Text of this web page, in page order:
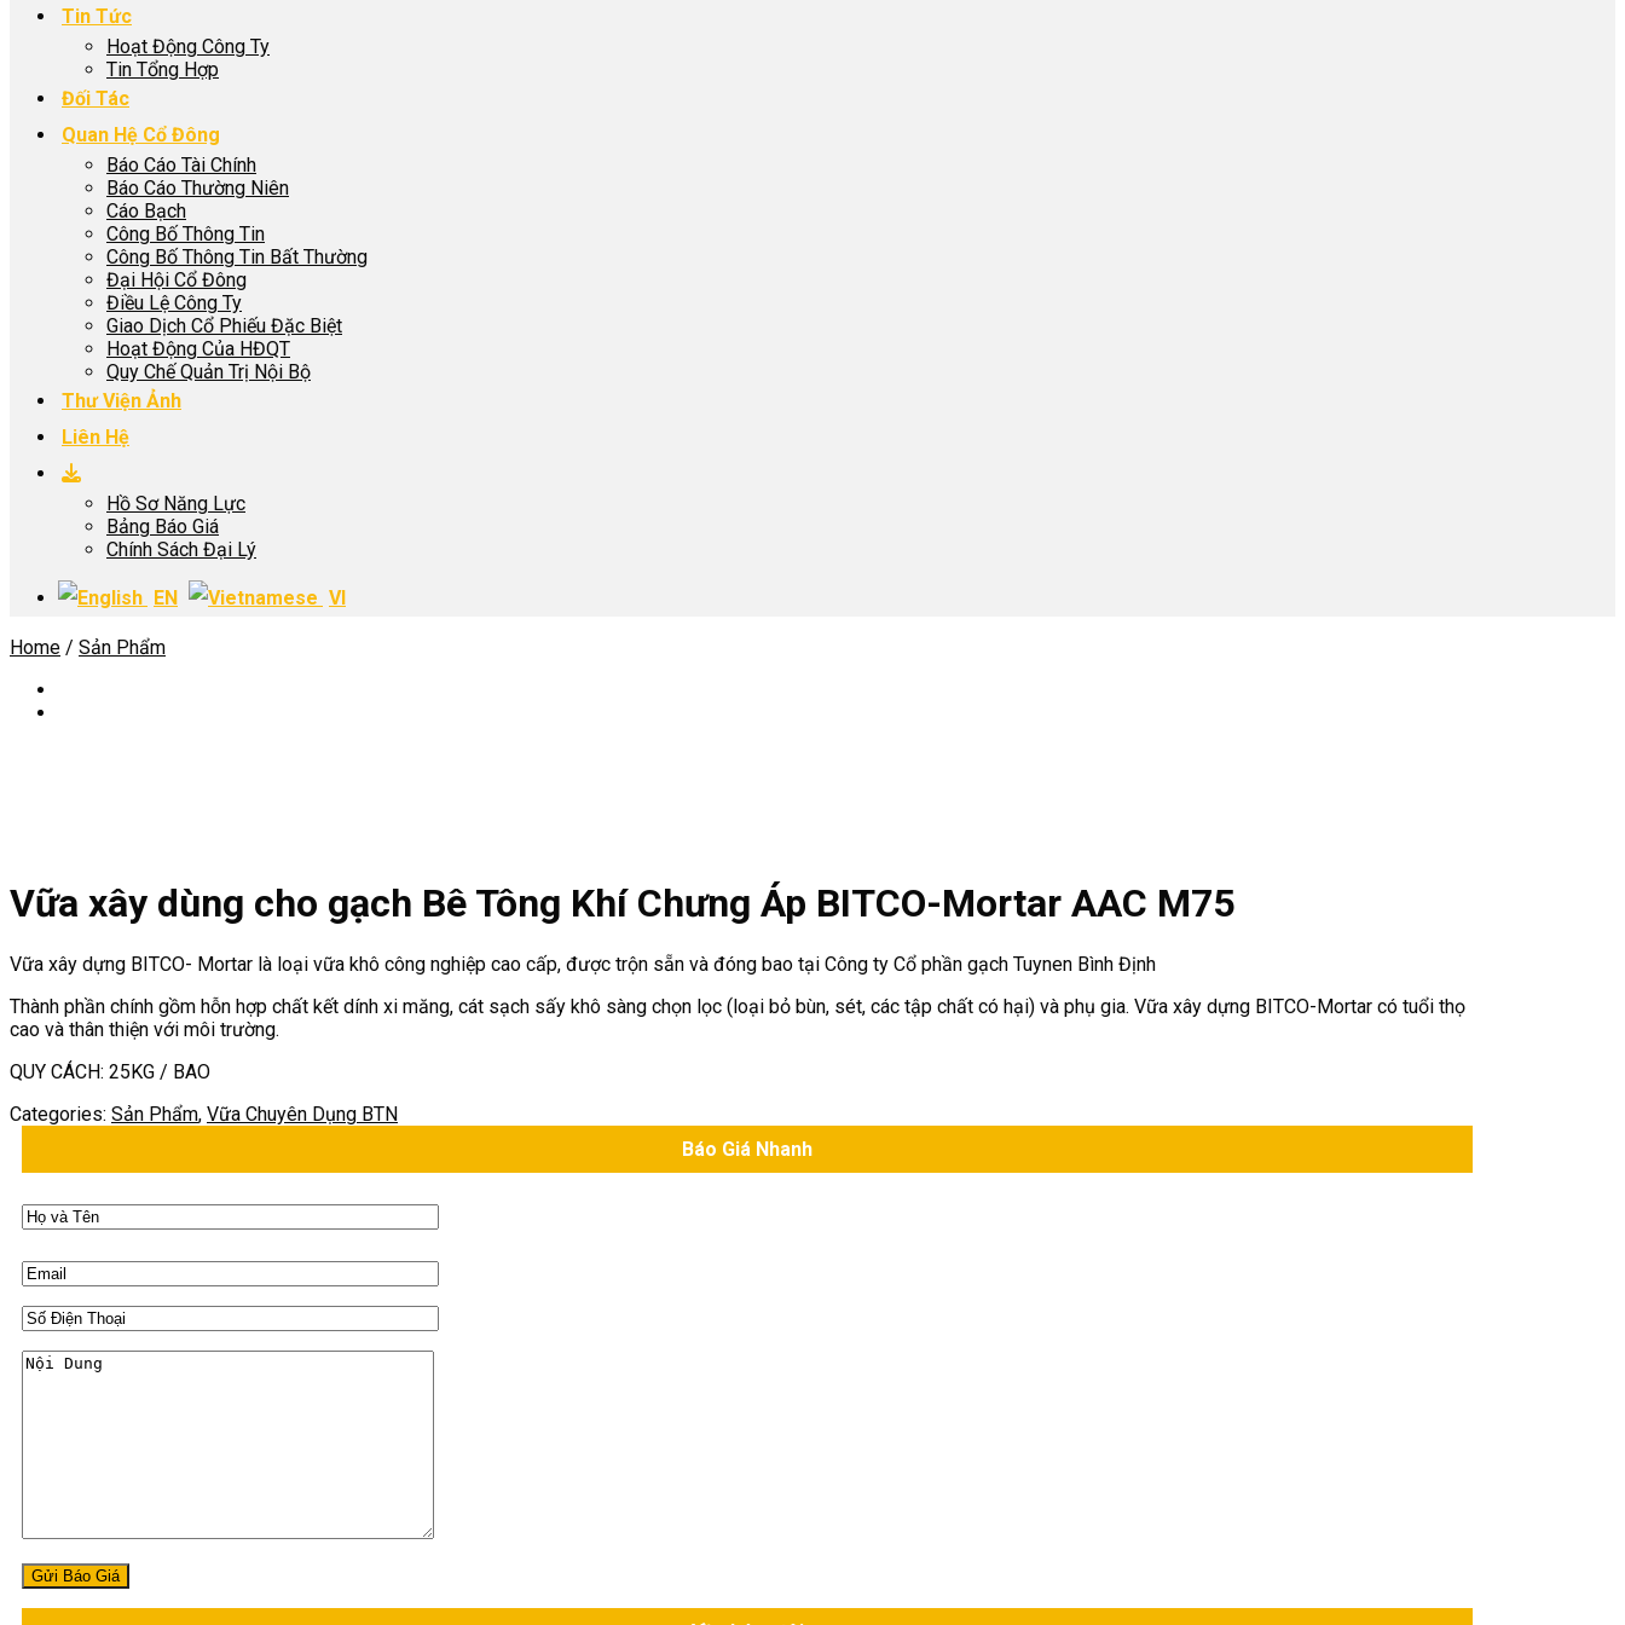
Tin Tức
Hoạt Động Công Ty
Tin Tổng Hợp
Đối Tác
Quan Hệ Cổ Đông
Báo Cáo Tài Chính
Báo Cáo Thường Niên
Cáo Bạch
Công Bố Thông Tin
Công Bố Thông Tin Bất Thường
Đại Hội Cổ Đông
Điều Lệ Công Ty
Giao Dịch Cổ Phiếu Đặc Biệt
Hoạt Động Của HĐQT
Quy Chế Quản Trị Nội Bộ
Thư Viện Ảnh
Liên Hệ
Hồ Sơ Năng Lực
Bảng Báo Giá
Chính Sách Đại Lý
EN VI
Home / Sản Phẩm
Vữa xây dùng cho gạch Bê Tông Khí Chưng Áp BITCO-Mortar AAC M75
Vữa xây dựng BITCO- Mortar là loại vữa khô công nghiệp cao cấp, được trộn sẵn và đóng bao tại Công ty Cổ phần gạch Tuynen Bình Định
Thành phần chính gồm hỗn hợp chất kết dính xi măng, cát sạch sấy khô sàng chọn lọc (loại bỏ bùn, sét, các tập chất có hại) và phụ gia. Vữa xây dựng BITCO-Mortar có tuổi thọ
cao và thân thiện với môi trường.
QUY CÁCH: 25KG / BAO
Categories: Sản Phẩm, Vữa Chuyên Dụng BTN
Báo Giá Nhanh